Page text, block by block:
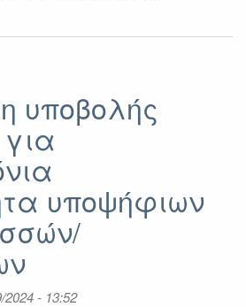
υποβολής
υποψήφιων
2024 - 13:52